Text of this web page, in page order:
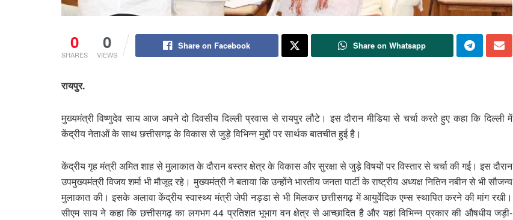
0
SHARES
0
VIEWS
Share on Facebook Share on Whatsapp
रायपुर.
मुख्यमंत्री विष्णुदेव साय आज अपने दो दिवसीय दिल्ली प्रवास से रायपुर लौटे। इस दौरान मीडिया से चर्चा करते हुए कहा कि दिल्ली में
केंद्रीय नेताओं के साथ छत्तीसगढ़ के विकास से जुड़े विभिन्न मुद्दों पर सार्थक बातचीत हुई है।
केंद्रीय गृह मंत्री अमित शाह से मुलाकात के दौरान बस्तर क्षेत्र के विकास और सुरक्षा से जुड़े विषयों पर विस्तार से चर्चा की गई। इस दौरान
उपमुख्यमंत्री विजय शर्मा भी मौजूद रहे। मुख्यमंत्री ने बताया कि उन्होंने भारतीय जनता पार्टी के राष्ट्रीय अध्यक्ष नितिन नबीन से भी सौजन्य
मुलाकात की। इसके अलावा केंद्रीय स्वास्थ्य मंत्री जेपी नड्डा से भी मिलकर छत्तीसगढ़ में आयुर्वेदिक एम्स स्थापित करने की मांग रखी।
सीएम साय ने कहा कि छत्तीसगढ़ का लगभग 44 प्रतिशत भूभाग वन क्षेत्र से आच्छादित है और यहां विभिन्न प्रकार की औषधीय जड़ी-